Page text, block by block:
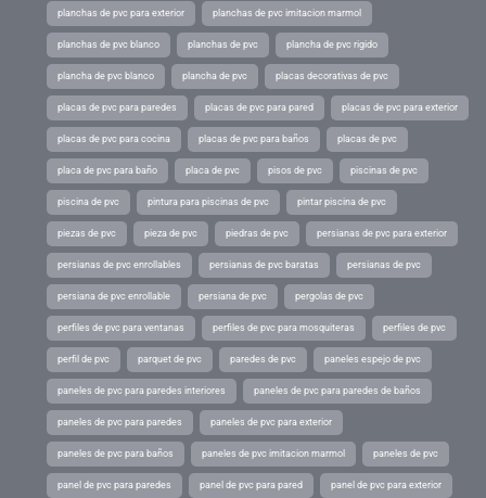
planchas de pvc para exterior planchas de pvc imitacion marmol
planchas de pvc blanco planchas de pvc plancha de pvc rigido
plancha de pvc blanco plancha de pvc placas decorativas de pvc
placas de pvc para paredes placas de pvc para pared placas de pvc para exterior
placas de pvc para cocina placas de pvc para baños placas de pvc
placa de pvc para baño placa de pvc pisos de pvc piscinas de pvc
piscina de pvc pintura para piscinas de pvc pintar piscina de pvc
piezas de pvc pieza de pvc piedras de pvc persianas de pvc para exterior
persianas de pvc enrollables persianas de pvc baratas persianas de pvc
persiana de pvc enrollable persiana de pvc pergolas de pvc
perfiles de pvc para ventanas perfiles de pvc para mosquiteras perfiles de pvc
perfil de pvc parquet de pvc paredes de pvc paneles espejo de pvc
paneles de pvc para paredes interiores paneles de pvc para paredes de baños
paneles de pvc para paredes paneles de pvc para exterior
paneles de pvc para baños paneles de pvc imitacion marmol paneles de pvc
panel de pvc para paredes panel de pvc para pared panel de pvc para exterior